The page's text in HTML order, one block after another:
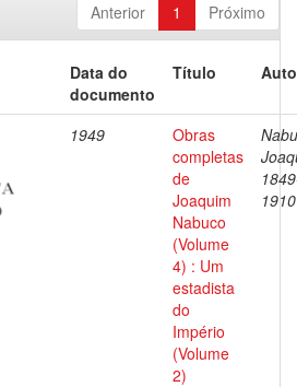
Anterior 1 Próximo
Data do
documento
Título
1949
Obras
completas
de
Joaquim
Nabuco
(Volume
4) : Um
estadista
do
Império
(Volume
2)
1910